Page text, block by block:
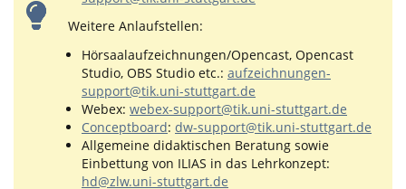
Weitere Anlaufstellen:
Hörsaalaufzeichnungen/Opencast, Opencast
Studio, OBS Studio etc.: aufzeichnungen-
support@tik.uni-stuttgart.de
Webex: webex-support@tik.uni-stuttgart.de
Conceptboard: dw-support@tik.uni-stuttgart.de
Allgemeine didaktischen Beratung sowie
Einbettung von ILIAS in das Lehrkonzept:
hd@zlw.uni-stuttgart.de